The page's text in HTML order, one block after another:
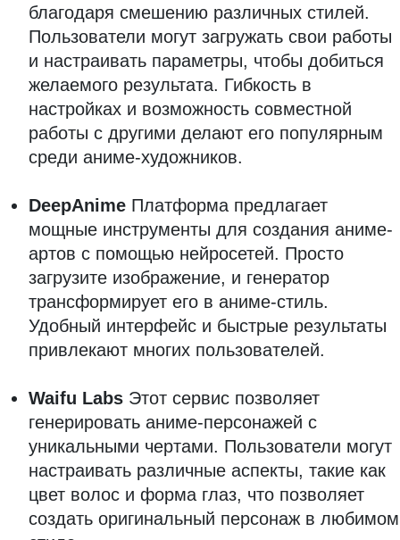
благодаря смешению различных стилей.
Пользователи могут загружать свои работы
и настраивать параметры, чтобы добиться
желаемого результата. Гибкость в
настройках и возможность совместной
работы с другими делают его популярным
среди аниме-художников.
DeepAnime Платформа предлагает
мощные инструменты для создания аниме-
артов с помощью нейросетей. Просто
загрузите изображение, и генератор
трансформирует его в аниме-стиль.
Удобный интерфейс и быстрые результаты
привлекают многих пользователей.
Waifu Labs Этот сервис позволяет
генерировать аниме-персонажей с
уникальными чертами. Пользователи могут
настраивать различные аспекты, такие как
цвет волос и форма глаз, что позволяет
создать оригинальный персонаж в любимом